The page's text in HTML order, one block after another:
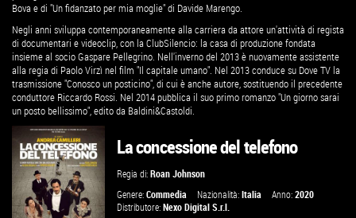
Bova e di "Un fidanzato per mia moglie" di Davide Marengo.
Negli anni sviluppa contemporaneamente alla carriera da attore un'attività di regista
di documentari e videoclip, con la ClubSilencio: la casa di produzione fondata
insieme al socio Gaspare Pellegrino. Nell'inverno del 2013 è nuovamente assistente
alla regia di Paolo Virzì nel film "Il capitale umano". Nel 2013 conduce su Dove TV la
trasmissione "Conosco un posticino", di cui è anche autore, sostituendo il precedente
conduttore Riccardo Rossi. Nel 2014 pubblica il suo primo romanzo "Un giorno sarai
un posto bellissimo", edito da Baldini&Castoldi.
La concessione del telefono
Regia di:Roan Johnson
Genere:Commedia Nazionalità:Italia Anno:2020
Distributore:Nexo Digital S.r.l.